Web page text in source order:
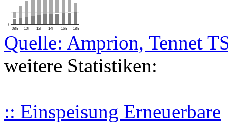
08h 10h 12h 14h 16h 18h
0
Quelle: Amprion, Tennet
weitere Statistiken:
:: Einspeisung Erneuerbare